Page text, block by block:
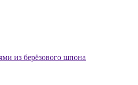
из берёзового шпона